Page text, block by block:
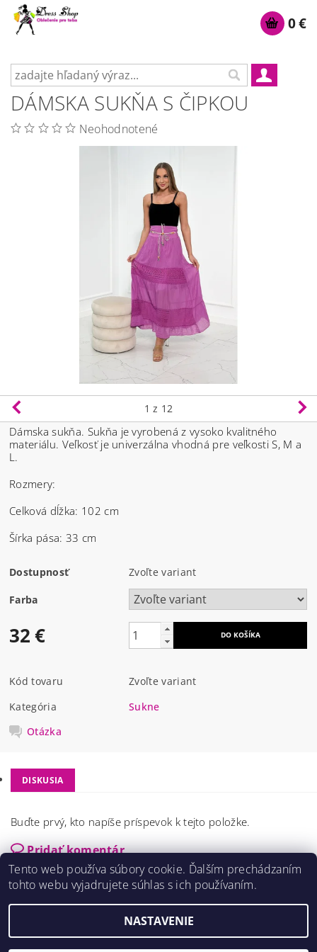
0 €
DÁMSKA SUKŇA S ČIPKOU
Neohodnotené
1 z 12
Dámska sukňa. Sukňa je vyrobená z vysoko kvalitného
materiálu. Veľkosť je univerzálna vhodná pre veľkosti S, M a
L.
Rozmery:
Celková dĺžka: 102 cm
Šírka pása: 33 cm
Dostupnosť Zvoľte variant
Farba
32 €
Kód tovaru
Zvoľte variant
Kategória
Sukne
Otázka
DISKUSIA
Buďte prvý, kto napíše príspevok k tejto položke.
Pridať komentár
2026 ©Dress s.r.o., všetky práva vyhradené
Tento web používa súbory cookie. Ďalším prechádzaním
tohto webu vyjadrujete súhlas s ich používaním.
NASTAVENIE